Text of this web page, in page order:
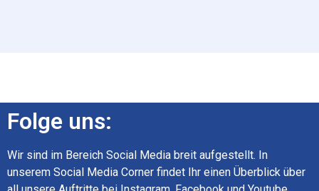
Folge uns:
Wir sind im Bereich Social Media breit aufgestellt. In
unserem Social Media Corner findet Ihr einen Überblick über